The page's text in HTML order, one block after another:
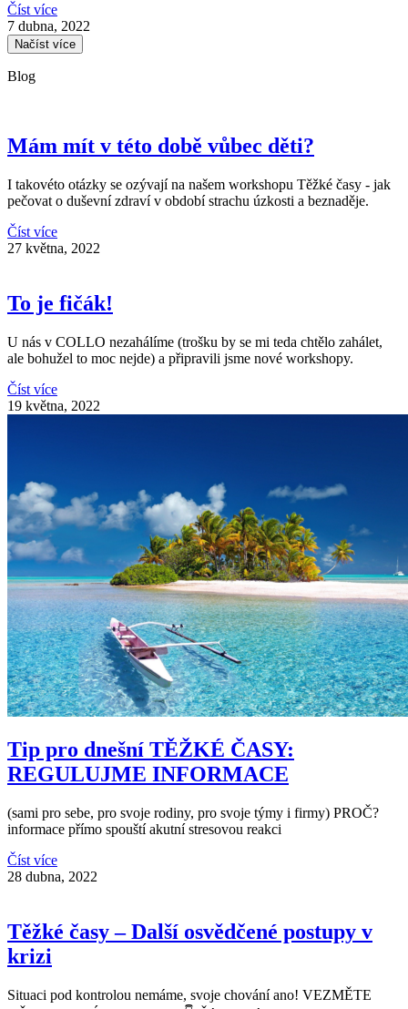
Číst více
7 dubna, 2022
Načíst více
Blog
Mám mít v této době vůbec děti?
I takovéto otázky se ozývají na našem workshopu Těžké časy - jak
pečovat o duševní zdraví v období strachu úzkosti a beznaděje.
Číst více
27 května, 2022
To je fičák!
U nás v COLLO nezahálíme (trošku by se mi teda chtělo zahálet,
ale bohužel to moc nejde) a připravili jsme nové workshopy.
Číst více
19 května, 2022
Tip pro dnešní TĚŽKÉ ČASY:
REGULUJME INFORMACE
(sami pro sebe, pro svoje rodiny, pro svoje týmy i firmy) PROČ?
informace přímo spouští akutní stresovou reakci
Číst více
28 dubna, 2022
Těžké časy – Další osvědčené postupy v
krizi
Situaci pod kontrolou nemáme, svoje chování ano! VEZMĚTE